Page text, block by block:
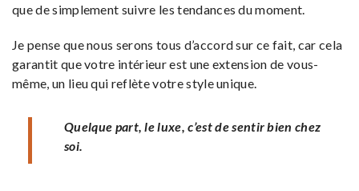
que de simplement suivre les tendances du moment.
Je pense que nous serons tous d’accord sur ce fait, car cela
garantit que votre intérieur est une extension de vous-
même, un lieu qui reflète votre style unique.
Quelque part, le luxe, c’est de sentir bien chez
soi.